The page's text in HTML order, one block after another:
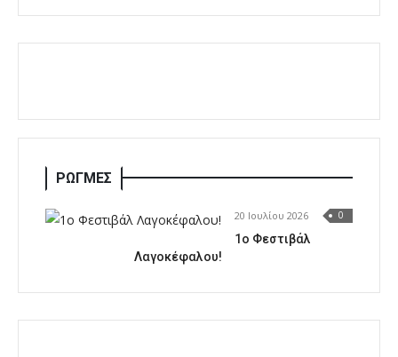
ΡΩΓΜΕΣ
20 Ιουλίου 2026 0
1o Φεστιβάλ
Λαγοκέφαλου!